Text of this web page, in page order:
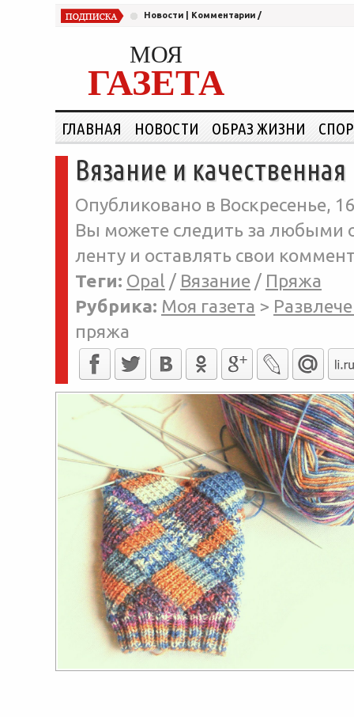
Новости Комментарии /
МОЯ
ГАЗЕТА
ГЛАВНАЯ НОВОСТИ ОБРАЗ ЖИЗНИ
Вязание и
Опубликовано в Воскресенье,
Вы можете следить за любыми
ленту и оставлять свои
Теги: Opal / Вязание / Пряжа
Рубрика: Моя газета >
пряжа